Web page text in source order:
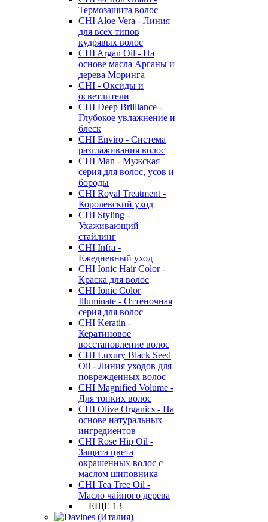
Термозащита волос
CHI Aloe Vera - Линия
для всех типов
кудрявых волос
CHI Argan Oil - На
основе масла Арганы и
дерева Моринга
CHI - Оксиды и
осветлители
CHI Deep Brilliance -
Глубокое увлажнение и
блеск
CHI Enviro - Система
разглаживания волос
CHI Man - Мужская
серия для волос, усов и
бороды
CHI Royal Treatment -
Королевский уход
CHI Styling -
Ухаживающий
стайлинг
CHI Infra -
Ежедневный уход
CHI Ionic Hair Color -
Краска для волос
CHI Ionic Color
Illuminate - Оттеночная
серия для волос
CHI Keratin -
Кератиновое
восстановление волос
CHI Luxury Black Seed
Oil - Линия уходов для
поврежденных волос
CHI Magnified Volume -
Для тонких волос
CHI Olive Organics - На
основе натуральных
ингредиентов
CHI Rose Hip Oil -
Защита цвета
окрашенных волос с
маслом шиповника
CHI Tea Tree Oil -
Масло чайного дерева
+ ЕЩЕ 13